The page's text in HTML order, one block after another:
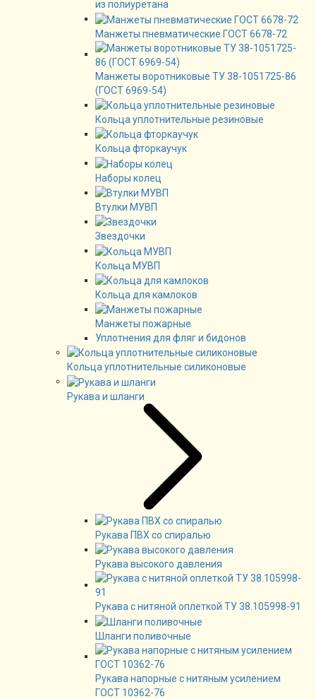
из полиуретана
Манжеты пневматические ГОСТ 6678-72
Манжеты воротниковые ТУ 38-1051725-86
(ГОСТ 6969-54)
Кольца уплотнительные резиновые
Кольца фторкаучук
Наборы колец
Втулки МУВП
Звездочки
Кольца МУВП
Кольца для камлоков
Манжеты пожарные
Уплотнения для фляг и бидонов
Кольца уплотнительные силиконовые
Рукава и шланги
Рукава ПВХ со спиралью
Рукава высокого давления
Рукава с нитяной оплеткой ТУ 38.105998-91
Шланги поливочные
Рукава напорные с нитяным усилением
ГОСТ 10362-76